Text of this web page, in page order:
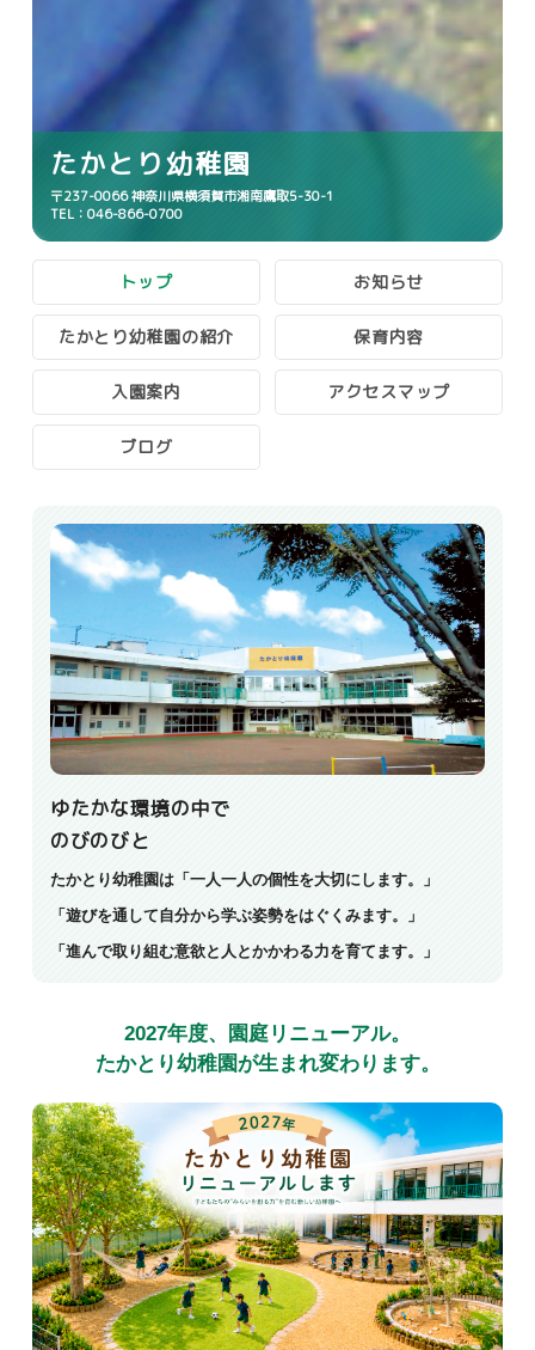
たかとり幼稚園
〒237-0066 神奈川県横須賀市湘南鷹取5-30-1
TEL：046-866-0700
トップ お知らせ
たかとり幼稚園の紹介 保育内容
入園案内 アクセスマップ
ブログ
ゆたかな環境の中で
のびのびと
たかとり幼稚園は「一人一人の個性を大切にします。」
「遊びを通して自分から学ぶ姿勢をはぐくみます。」
「進んで取り組む意欲と人とかかわる力を育てます。」
2027年度、園庭リニューアル。
たかとり幼稚園が生まれ変わります。